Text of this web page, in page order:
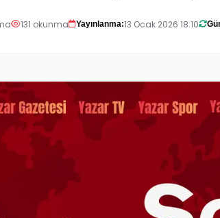
131 okunma Yayınlanma:13 Ocak 2026 18:10